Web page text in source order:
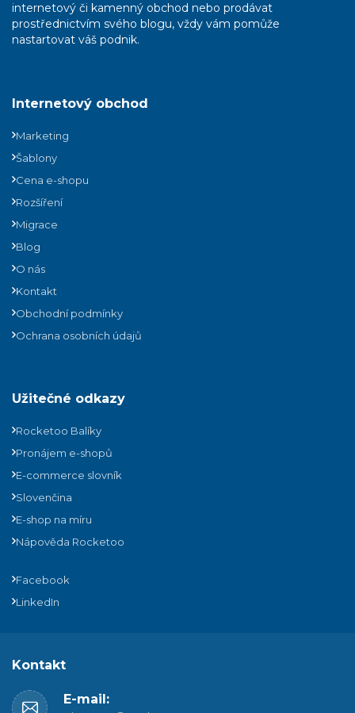
internetový či kamenný obchod nebo prodávat
prostřednictvím svého blogu, vždy vám pomůže
nastartovat váš podnik.
Internetový obchod
Marketing
Šablony
Cena e-shopu
Rozšíření
Migrace
Blog
O nás
Kontakt
Obchodní podmínky
Ochrana osobních údajů
Užitečné odkazy
Rocketoo Balíky
Pronájem e-shopů
E-commerce slovník
Slovenčina
E-shop na míru
Nápověda Rocketoo
Facebook
LinkedIn
Kontakt
E-mail: